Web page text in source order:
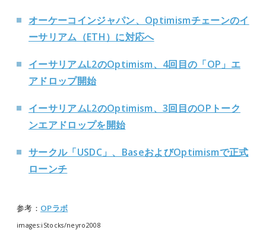
オーケーコインジャパン、Optimismチェーンのイ
ーサリアム（ETH）に対応へ
イーサリアムL2のOptimism、4回目の「OP」エ
アドロップ開始
イーサリアムL2のOptimism、3回目のOPトーク
ンエアドロップを開始
サークル「USDC」、BaseおよびOptimismで正式
ローンチ
参考： OPラボ
images:iStocks/neyro2008